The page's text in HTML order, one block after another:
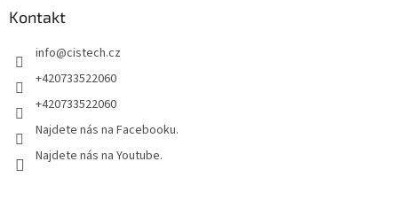
Kontakt
info@cistech.cz
+420733522060
+420733522060
Najdete nás na Facebooku.
Najdete nás na Youtube.